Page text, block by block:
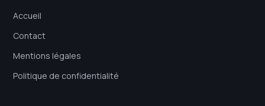
Accueil
Contact
Mentions légales
Politique de confidentialité